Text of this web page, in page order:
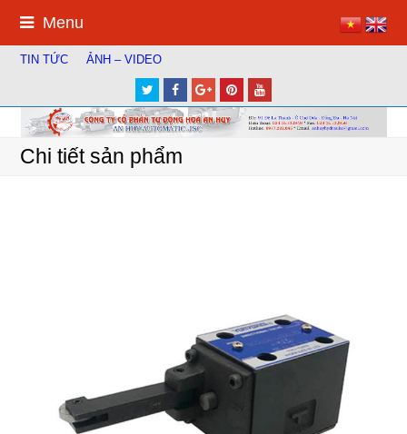
Menu
TIN TỨC ẢNH – VIDEO
TwitterFacebook
Google
Plus
Pinterest
Chi tiết sản phẩm